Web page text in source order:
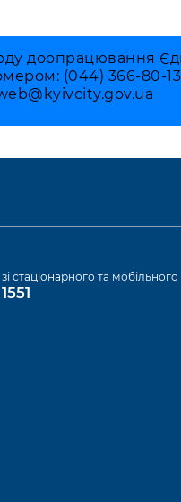
доопрацювання
(044) 366-80-
зі стаціонарного та мобільного
1551